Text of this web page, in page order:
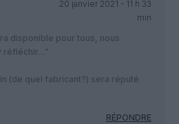
20 janvier 2021 - 11 h 33
min
disponible pour tous, nous
réfléchir…”
(de quel fabricant?) sera réputé
RÉPONDRE